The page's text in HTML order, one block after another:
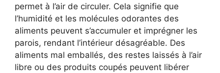
permet à l’air de circuler. Cela signifie que
l’humidité et les molécules odorantes des
aliments peuvent s’accumuler et imprégner les
parois, rendant l’intérieur désagréable. Des
aliments mal emballés, des restes laissés à l’air
libre ou des produits coupés peuvent libérer